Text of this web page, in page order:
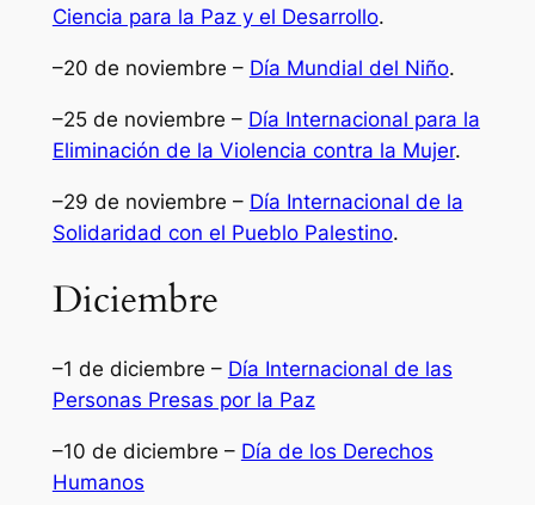
Ciencia para la Paz y el Desarrollo.
–20 de noviembre – Día Mundial del Niño.
–25 de noviembre – Día Internacional para la
Eliminación de la Violencia contra la Mujer.
–29 de noviembre – Día Internacional de la
Solidaridad con el Pueblo Palestino.
Diciembre
–1 de diciembre – Día Internacional de las
Personas Presas por la Paz
–10 de diciembre – Día de los Derechos
Humanos